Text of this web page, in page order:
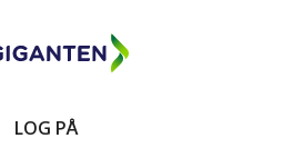
LOG PÅ